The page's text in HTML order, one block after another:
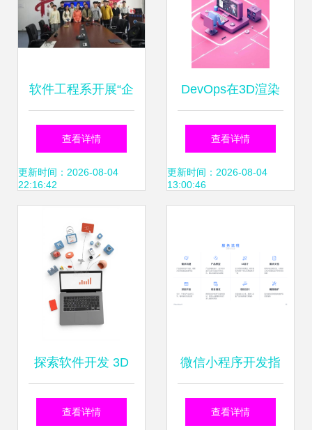
软件工程系开展“企
业专家进课堂”系列
活动（一） 探究工
开发之路
查看详情
更新时间：2026-08-04
22:16:42
DevOps在3D渲染
软件开发中的应用
与概念解析
查看详情
更新时间：2026-08-04
13:00:46
探索软件开发 3D
插图视角下的编程
查看详情
微信小程序开发指
南 核心概念与主流
查看详情